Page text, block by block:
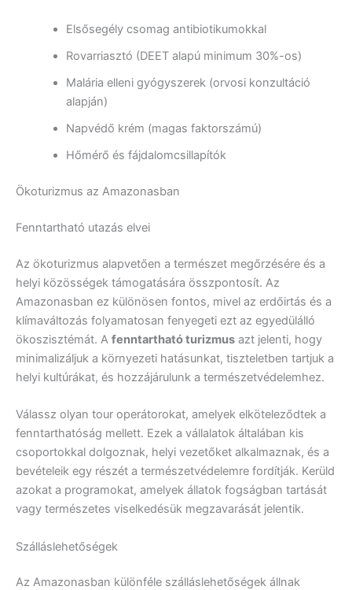
Elsősegély csomag antibiotikumokkal
Rovarriasztó (DEET alapú minimum 30%-os)
Malária elleni gyógyszerek (orvosi konzultáció
alapján)
Napvédő krém (magas faktorszámú)
Hőmérő és fájdalomcsillapítók
Ökoturizmus az Amazonasban
Fenntartható utazás elvei
Az ökoturizmus alapvetően a természet megőrzésére és a
helyi közösségek támogatására összpontosít. Az
Amazonasban ez különösen fontos, mivel az erdőirtás és a
klímaváltozás folyamatosan fenyegeti ezt az egyedülálló
ökoszisztémát. A fenntartható turizmus azt jelenti, hogy
minimalizáljuk a környezeti hatásunkat, tiszteletben tartjuk a
helyi kultúrákat, és hozzájárulunk a természetvédelemhez.
Válassz olyan tour operátorokat, amelyek elköteleződtek a
fenntarthatóság mellett. Ezek a vállalatok általában kis
csoportokkal dolgoznak, helyi vezetőket alkalmaznak, és a
bevételeik egy részét a természetvédelemre fordítják. Kerüld
azokat a programokat, amelyek állatok fogságban tartását
vagy természetes viselkedésük megzavarását jelentik.
Szálláslehetőségek
Az Amazonasban különféle szálláslehetőségek állnak